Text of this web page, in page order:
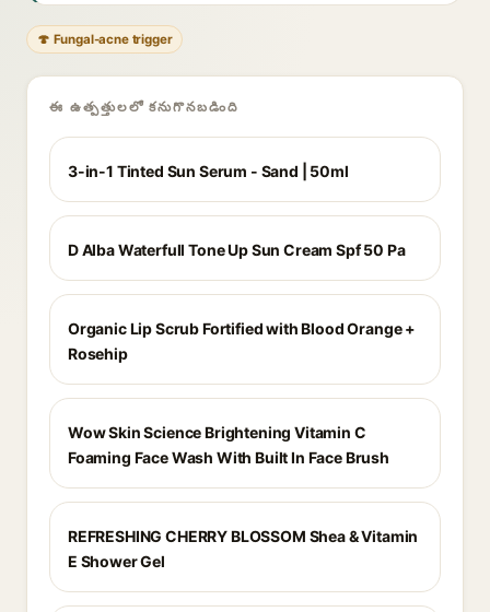
🍄 Fungal-acne trigger
ఈ ఉత్పత్తులలో కనుగొనబడింది
3-in-1 Tinted Sun Serum - Sand | 50ml
D Alba Waterfull Tone Up Sun Cream Spf 50 Pa
Organic Lip Scrub Fortified with Blood Orange +
Rosehip
Wow Skin Science Brightening Vitamin C
Foaming Face Wash With Built In Face Brush
REFRESHING CHERRY BLOSSOM Shea & Vitamin
E Shower Gel